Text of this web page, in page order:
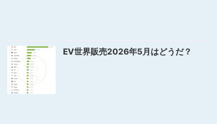
EV世界販売2026年5月はどうだ？